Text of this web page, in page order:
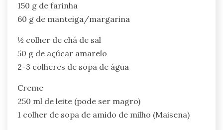
150 g de farinha
60 g de manteiga/margarina
½ colher de chá de sal
50 g de açúcar amarelo
2-3 colheres de sopa de água
Creme
250 ml de leite (pode ser magro)
1 colher de sopa de amido de milho (Maisena)